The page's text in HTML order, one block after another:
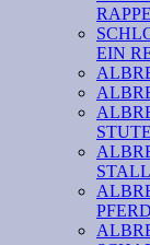
EIN
STALL